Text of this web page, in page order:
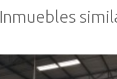
Inmuebles